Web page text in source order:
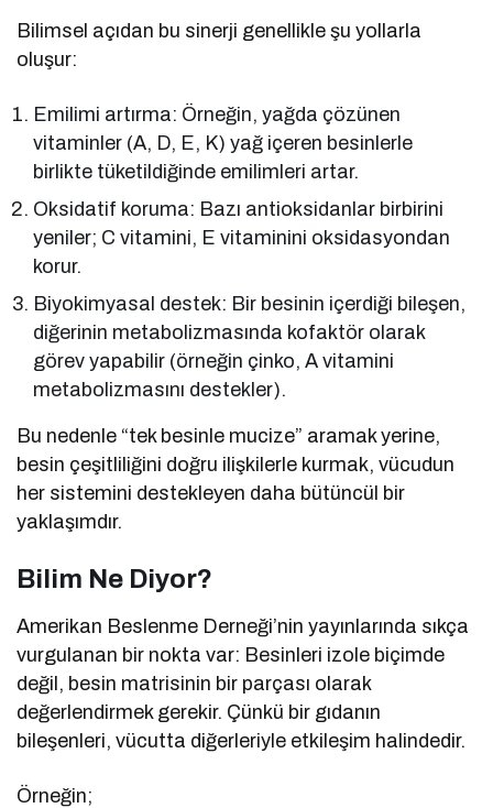
Bilimsel açıdan bu sinerji genellikle şu yollarla
oluşur:
Emilimi artırma: Örneğin, yağda çözünen
vitaminler (A, D, E, K) yağ içeren besinlerle
birlikte tüketildiğinde emilimleri artar.
Oksidatif koruma: Bazı antioksidanlar birbirini
yeniler; C vitamini, E vitaminini oksidasyondan
korur.
Biyokimyasal destek: Bir besinin içerdiği bileşen,
diğerinin metabolizmasında kofaktör olarak
görev yapabilir (örneğin çinko, A vitamini
metabolizmasını destekler).
Bu nedenle “tek besinle mucize” aramak yerine,
besin çeşitliliğini doğru ilişkilerle kurmak, vücudun
her sistemini destekleyen daha bütüncül bir
yaklaşımdır.
Bilim Ne Diyor?
Amerikan Beslenme Derneği’nin yayınlarında sıkça
vurgulanan bir nokta var: Besinleri izole biçimde
değil, besin matrisinin bir parçası olarak
değerlendirmek gerekir. Çünkü bir gıdanın
bileşenleri, vücutta diğerleriyle etkileşim halindedir.
Örneğin;